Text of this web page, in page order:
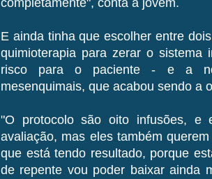
completamente", conta a jovem.
E ainda tinha que escolher entre
quimioterapia para zerar o sistema
risco para o paciente - e a
mesenquimais, que acabou sendo a
"O protocolo são oito infusões,
avaliação, mas eles também
que está tendo resultado, porque
de repente vou poder baixar ainda